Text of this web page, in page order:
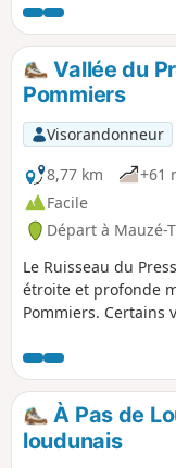
est le plus long des
découverte de la
nombreux
idéal avec des
Vallée du
Pommiers
Visorandonneur
8,77 km
+61
Facile
Départ à Mauzé-
Le Ruisseau du
étroite et profonde
Pommiers. Certains
mètres font de cette
pittoresque, un
Thouarsais.
À Pas de
loudunais